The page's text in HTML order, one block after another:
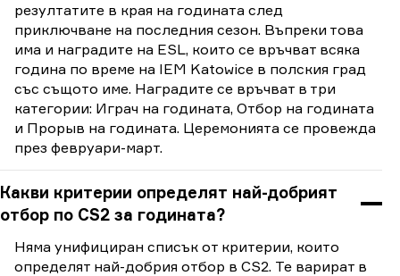
резултатите в края на годината след
приключване на последния сезон. Въпреки това
има и наградите на ESL, които се връчват всяка
година по време на IEM Katowice в полския град
със същото име. Наградите се връчват в три
категории: Играч на годината, Отбор на годината
и Прорыв на годината. Церемонията се провежда
през февруари-март.
Какви критерии определят най-добрият
отбор по CS2 за годината?
Няма унифициран списък от критерии, които
определят най-добрия отбор в CS2. Те варират в